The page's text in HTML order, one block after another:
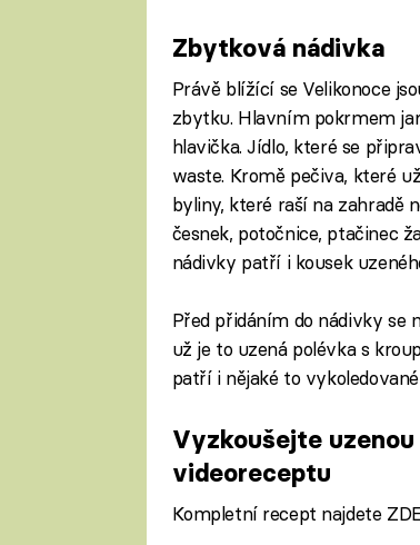
Zbytková nádivka
Právě blížící se Velikonoce
zbytku. Hlavním pokrmem
hlavička. Jídlo, které se
waste. Kromě pečiva, které
byliny, které raší na zahradě
česnek, potočnice, ptačinec
nádivky patří i kousek
Před přidáním do nádivky se
už je to uzená polévka s
patří i nějaké to
Vyzkoušejte
videoreceptu
Kompletní recept najdete